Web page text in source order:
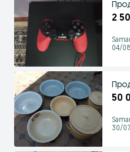
2
04/
50
30/